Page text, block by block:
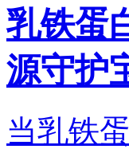
乳铁蛋
源守护
当乳铁